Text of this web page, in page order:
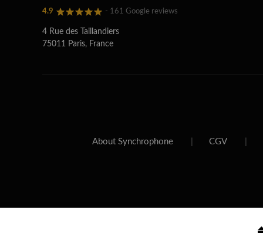
4.9 - 161 Google reviews
4 Rue des Taillandiers
75011 Paris, France
About Synchrophone | CGV |